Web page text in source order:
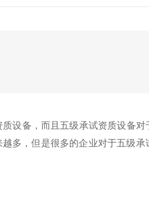
设备，而且 五级承试资质设备对
多，但是很多的企业对于五级